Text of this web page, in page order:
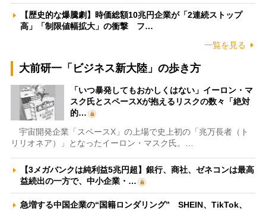
【歴史的な爆騰劇】時価総額10兆円企業が「2連続ストップ
高」「制限値幅拡大」の衝撃 フ…
一覧を見る
大前研一「ビジネス新大陸」の歩き方
「いつ暴発してもおかしくはない」イーロン・マ
スク氏とスペースXが抱えるリスクの数々「絶対
的…
宇宙開発企業「スペースX」の上場で史上初の「兆万長者（ト
リリオネア）」となったイーロン・マスク氏。…
【3メガバンクは純利益5兆円超】銀行、商社、ゼネコンは最高
益続出の一方で、中小企業・…
急増する中国企業の“国籍ロンダリング” SHEIN、TikTok、